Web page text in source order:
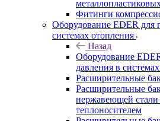
Фитинги
Оборудование EDER для
системах отопления
Назад
Оборудование
давления в
Расширительные
Расширительные
нержавеющей
теплоносителем